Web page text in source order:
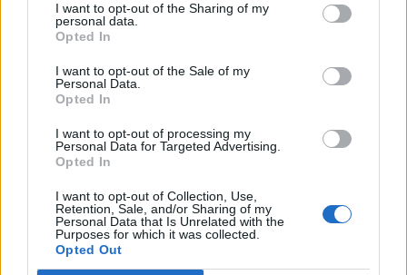
I want to opt-out of the Sharing of my
personal data.
Opted In
I want to opt-out of the Sale of my
Personal Data.
Opted In
I want to opt-out of processing my
Personal Data for Targeted Advertising.
Opted In
I want to opt-out of Collection, Use,
Retention, Sale, and/or Sharing of my
Personal Data that Is Unrelated with the
Purposes for which it was collected.
Opted Out
Prøvekjørt: Mesterlig
familiebåt på 39 fot fra
Marex